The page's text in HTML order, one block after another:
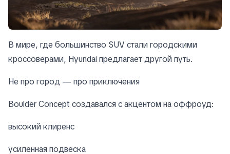
В мире, где большинство SUV стали городскими
кроссоверами, Hyundai предлагает другой путь.
Не про город — про приключения
Boulder Concept создавался с акцентом на оффроуд:
высокий клиренс
усиленная подвеска